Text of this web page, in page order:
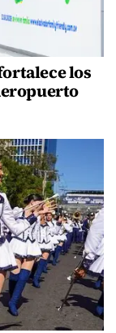
los